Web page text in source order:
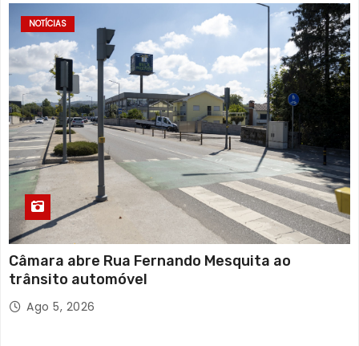
NOTÍCIAS
Câmara abre Rua Fernando Mesquita ao
trânsito automóvel
Ago 5, 2026